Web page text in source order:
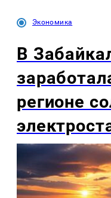
Экономика
В
регионе